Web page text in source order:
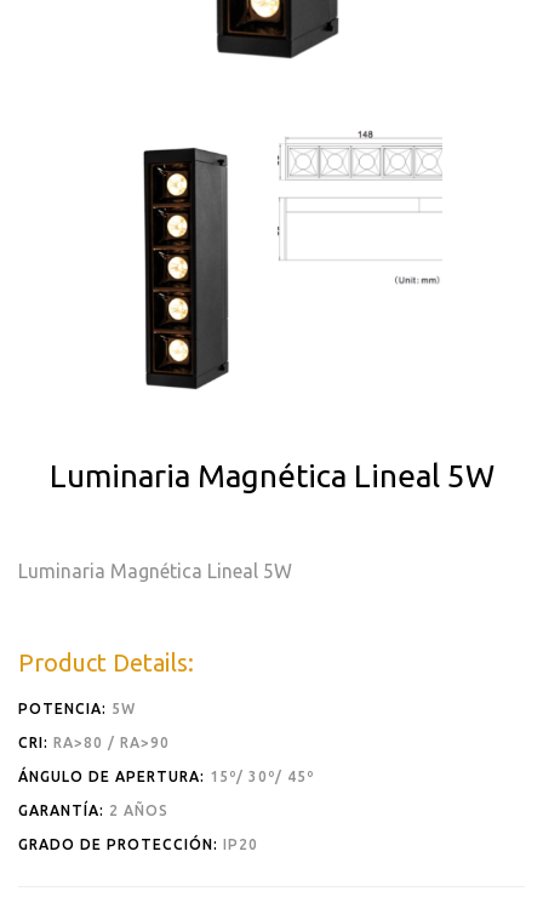
Luminaria Magnética Lineal 5W
Luminaria Magnética Lineal 5W
Product Details:
POTENCIA: 5W
CRI: RA>80 / RA>90
ÁNGULO DE APERTURA: 15º/ 30º/ 45º
GARANTÍA: 2 AÑOS
GRADO DE PROTECCIÓN: IP20